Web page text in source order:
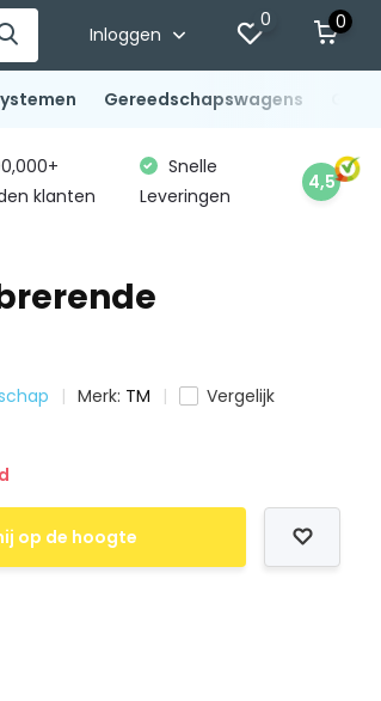
Inloggen
0 0
Gereedschapswagens
klanten
Snelle
Leveringen
4,5
Merk: TM
Vergelijk
op de hoogte